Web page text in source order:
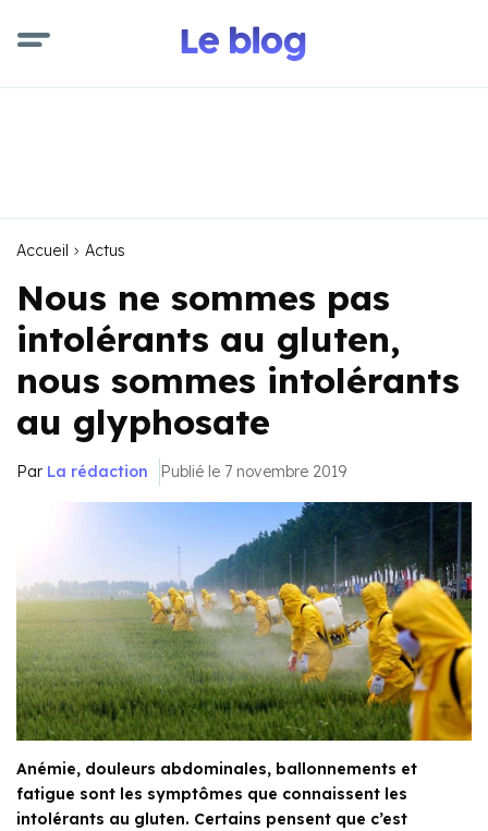
Accueil Actus
Nous ne sommes pas
intolérants au gluten,
nous sommes intolérants
au glyphosate
Par La rédaction Publié le 7 novembre 2019
Anémie, douleurs abdominales, ballonnements et
fatigue sont les symptômes que connaissent les
intolérants au gluten. Certains pensent que c’est